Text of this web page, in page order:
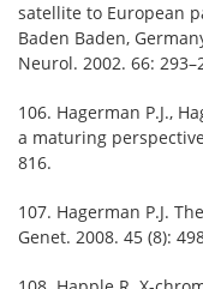
satellite to European
Baden Baden,
Neurol. 2002. 66:
106. Hagerman P.J.,
a maturing
816.
107. Hagerman P.J.
Genet. 2008. 45 (8):